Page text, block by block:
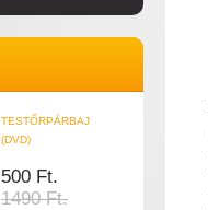
TESTŐRPÁRBAJ
(DVD)
500 Ft.
1490 Ft.